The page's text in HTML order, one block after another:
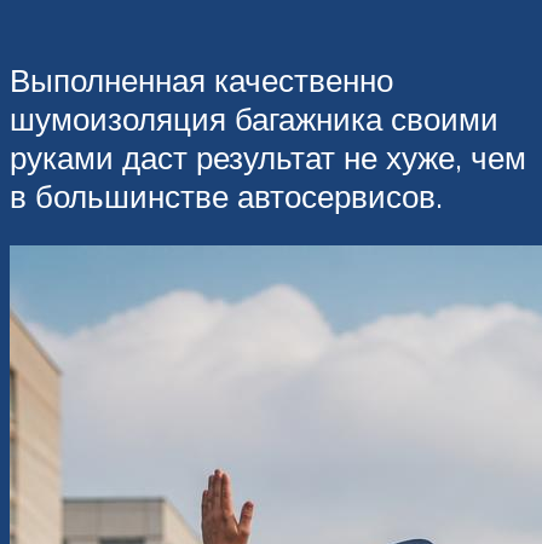
Выполненная качественно
шумоизоляция багажника своими
руками даст результат не хуже, чем
в большинстве автосервисов.